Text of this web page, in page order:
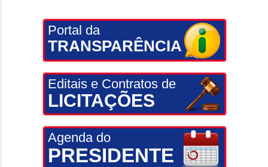
Portal da
TRANSPARÊNCIA
Editais e Contratos de
LICITAÇÕES
Agenda do
PRESIDENTE